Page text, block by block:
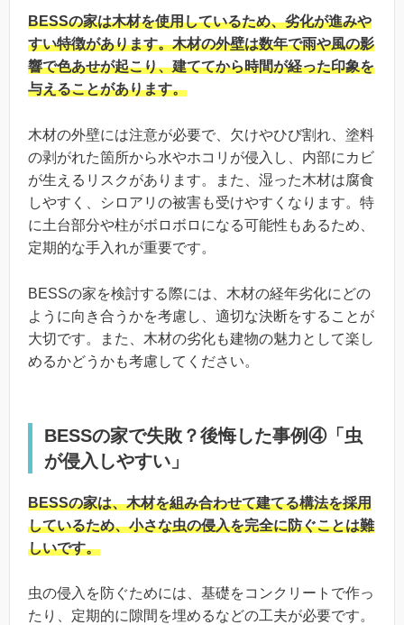
BESSの家は木材を使用しているため、劣化が進みや
すい特徴があります。木材の外壁は数年で雨や風の影
響で色あせが起こり、建ててから時間が経った印象を
与えることがあります。
木材の外壁には注意が必要で、欠けやひび割れ、塗料
の剥がれた箇所から水やホコリが侵入し、内部にカビ
が生えるリスクがあります。また、湿った木材は腐食
しやすく、シロアリの被害も受けやすくなります。特
に土台部分や柱がボロボロになる可能性もあるため、
定期的な手入れが重要です。
BESSの家を検討する際には、木材の経年劣化にどの
ように向き合うかを考慮し、適切な決断をすることが
大切です。また、木材の劣化も建物の魅力として楽し
めるかどうかも考慮してください。
BESSの家で失敗？後悔した事例④「虫
が侵入しやすい」
BESSの家は、木材を組み合わせて建てる構法を採用
しているため、小さな虫の侵入を完全に防ぐことは難
しいです。
虫の侵入を防ぐためには、基礎をコンクリートで作っ
たり、定期的に隙間を埋めるなどの工夫が必要です。